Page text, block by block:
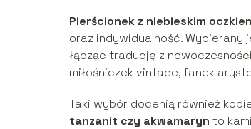
Pierścionek z niebieskim
oraz indywidualność.
łącząc tradycję z
miłośniczek vintage, fanek
Taki wybór docenią również
tanzanit czy akwamaryn to